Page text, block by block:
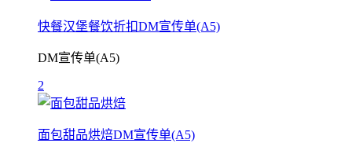
快餐汉堡餐饮折扣DM宣传单(A5)
DM宣传单(A5)
2
面包甜品烘焙DM宣传单(A5)